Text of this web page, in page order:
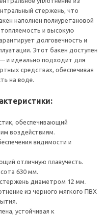
стержень, что
наполнен полиуретановой
и высокую
долговечность и
Этот бакен доступен
и идеально подходит для
средствах, обеспечивая
на воде.
обеспечивающий
воздействиям.
видимости и
отличную плавучесть.
630 мм.
диаметром 12 мм.
из черного мягкого ПВХ
устойчивая к